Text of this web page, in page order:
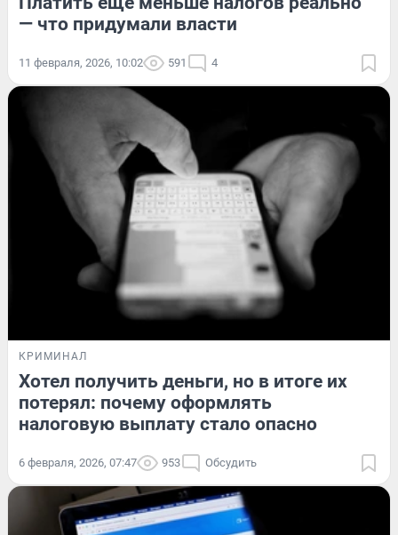
— что придумали власти
11 февраля, 2026, 10:02 591 4
КРИМИНАЛ
Хотел получить деньги, но в итоге их
потерял: почему оформлять
налоговую выплату стало опасно
6 февраля, 2026, 07:47 953 Обсудить